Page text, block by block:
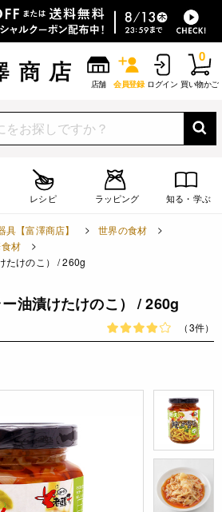
店舗 会員登録 ログイン 買い物かご
0
レシピ ラッピング 知る・学ぶ
【富澤商店】
世界の食材
材
けのこ） / 260g
油漬けたけのこ） / 260g
（3件）